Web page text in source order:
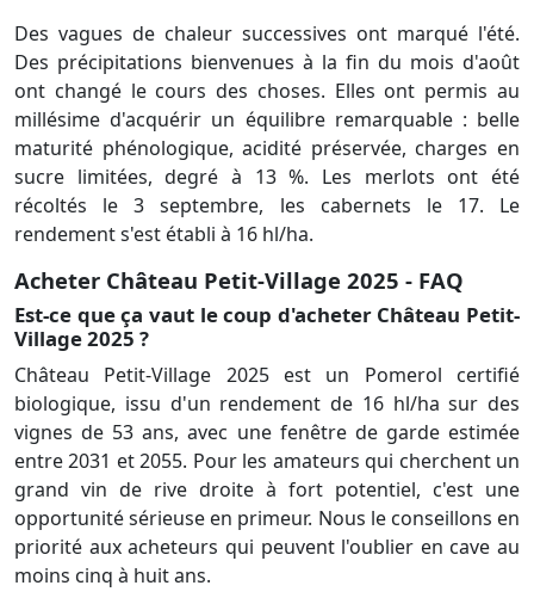
Des vagues de chaleur successives ont marqué l'été.
Des précipitations bienvenues à la fin du mois d'août
ont changé le cours des choses. Elles ont permis au
millésime d'acquérir un équilibre remarquable : belle
maturité phénologique, acidité préservée, charges en
sucre limitées, degré à 13 %. Les merlots ont été
récoltés le 3 septembre, les cabernets le 17. Le
rendement s'est établi à 16 hl/ha.
Acheter Château Petit-Village 2025 - FAQ
Est-ce que ça vaut le coup d'acheter Château Petit-
Village 2025 ?
Château Petit-Village 2025 est un Pomerol certifié
biologique, issu d'un rendement de 16 hl/ha sur des
vignes de 53 ans, avec une fenêtre de garde estimée
entre 2031 et 2055. Pour les amateurs qui cherchent un
grand vin de rive droite à fort potentiel, c'est une
opportunité sérieuse en primeur. Nous le conseillons en
priorité aux acheteurs qui peuvent l'oublier en cave au
moins cinq à huit ans.